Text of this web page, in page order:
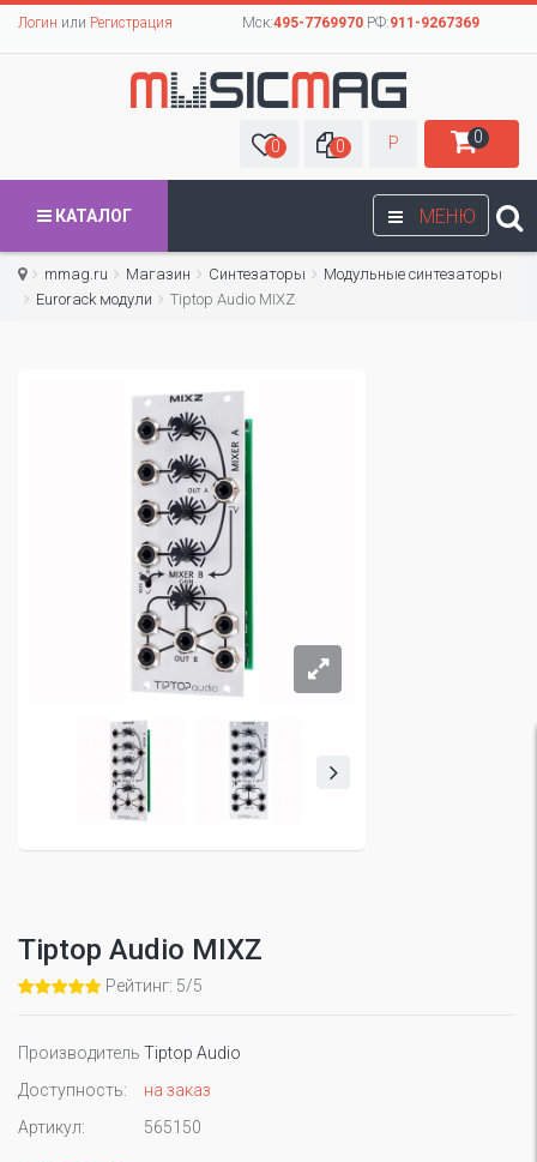
Логин или Регистрация Мск:495-7769970РФ:911-9267369
0 0 Р 0
МЕНЮ
КАТАЛОГ
mmag.ru Магазин Синтезаторы
Модульные синтезаторы
Eurorack модули
Tiptop Audio MIXZ
Tiptop Audio MIXZ
Рейтинг: 5/5
Производитель Tiptop Audio
Доступность:
на заказ
Артикул:
565150